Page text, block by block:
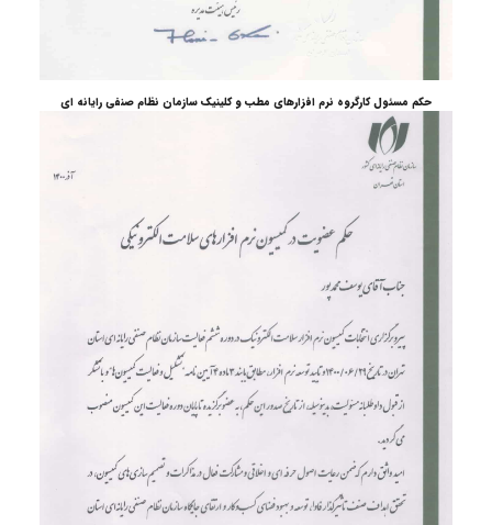
حکم مسئول کارگروه نرم افزارهای مطب و کلینیک سازمان نظام صنفی رایانه ای